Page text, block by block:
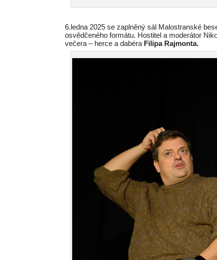
6.ledna 2025 se zaplněný sál Malostranské
osvědčeného formátu. Hostitel a moderátor
večera – herce a dabéra Filipa Rajmonta.